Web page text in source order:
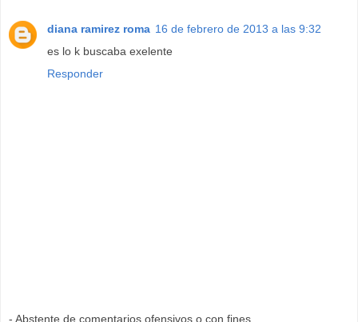
diana ramirez roma 16 de febrero de 2013 a las 9:32
es lo k buscaba exelente
Responder
- Abstente de comentarios ofensivos o con fines